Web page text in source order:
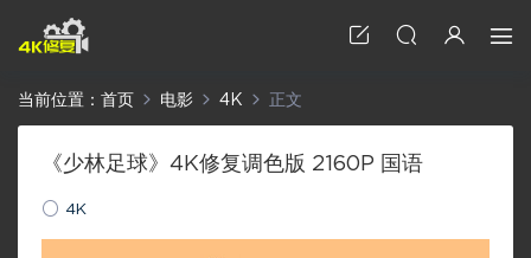
当前位置： 首页 电影 4K 正文
《少林足球》4K修复调色版 2160P 国语
4K